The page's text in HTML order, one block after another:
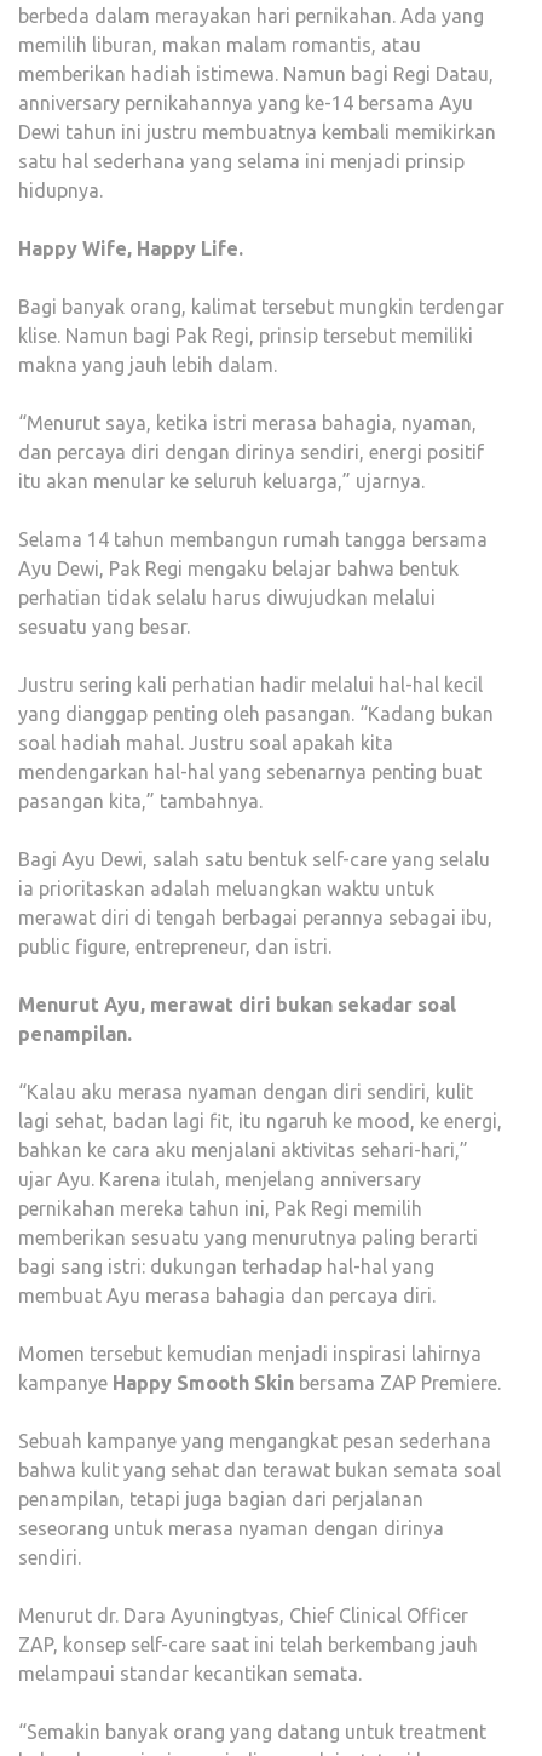
berbeda dalam merayakan hari pernikahan. Ada yang
memilih liburan, makan malam romantis, atau
memberikan hadiah istimewa. Namun bagi Regi Datau,
anniversary pernikahannya yang ke-14 bersama Ayu
Dewi tahun ini justru membuatnya kembali memikirkan
satu hal sederhana yang selama ini menjadi prinsip
hidupnya.
Happy Wife, Happy Life.
Bagi banyak orang, kalimat tersebut mungkin terdengar
klise. Namun bagi Pak Regi, prinsip tersebut memiliki
makna yang jauh lebih dalam.
“Menurut saya, ketika istri merasa bahagia, nyaman,
dan percaya diri dengan dirinya sendiri, energi positif
itu akan menular ke seluruh keluarga,” ujarnya.
Selama 14 tahun membangun rumah tangga bersama
Ayu Dewi, Pak Regi mengaku belajar bahwa bentuk
perhatian tidak selalu harus diwujudkan melalui
sesuatu yang besar.
Justru sering kali perhatian hadir melalui hal-hal kecil
yang dianggap penting oleh pasangan. “Kadang bukan
soal hadiah mahal. Justru soal apakah kita
mendengarkan hal-hal yang sebenarnya penting buat
pasangan kita,” tambahnya.
Bagi Ayu Dewi, salah satu bentuk self-care yang selalu
ia prioritaskan adalah meluangkan waktu untuk
merawat diri di tengah berbagai perannya sebagai ibu,
public figure, entrepreneur, dan istri.
Menurut Ayu, merawat diri bukan sekadar soal
penampilan.
“Kalau aku merasa nyaman dengan diri sendiri, kulit
lagi sehat, badan lagi fit, itu ngaruh ke mood, ke energi,
bahkan ke cara aku menjalani aktivitas sehari-hari,”
ujar Ayu. Karena itulah, menjelang anniversary
pernikahan mereka tahun ini, Pak Regi memilih
memberikan sesuatu yang menurutnya paling berarti
bagi sang istri: dukungan terhadap hal-hal yang
membuat Ayu merasa bahagia dan percaya diri.
Momen tersebut kemudian menjadi inspirasi lahirnya
kampanye Happy Smooth Skin bersama ZAP Premiere.
Sebuah kampanye yang mengangkat pesan sederhana
bahwa kulit yang sehat dan terawat bukan semata soal
penampilan, tetapi juga bagian dari perjalanan
seseorang untuk merasa nyaman dengan dirinya
sendiri.
Menurut dr. Dara Ayuningtyas, Chief Clinical Officer
ZAP, konsep self-care saat ini telah berkembang jauh
melampaui standar kecantikan semata.
“Semakin banyak orang yang datang untuk treatment